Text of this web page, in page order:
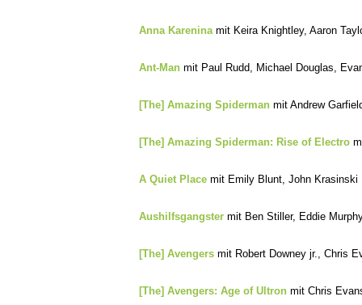
Anna Kareninamit Keira Knightley, Aaron
Ant-Man mit Paul Rudd, Michael Douglas,
[The] Amazing Spiderman mit Andrew
[The] Amazing Spiderman: Rise of Electro
A Quiet Place mit Emily B lunt, John Krasinski
Aushilfsgangster mit Ben Stiller, Eddie
[The] Avengers mit Robert Downey jr., Chris
[The] Avengers: Age of Ultron mit Chris